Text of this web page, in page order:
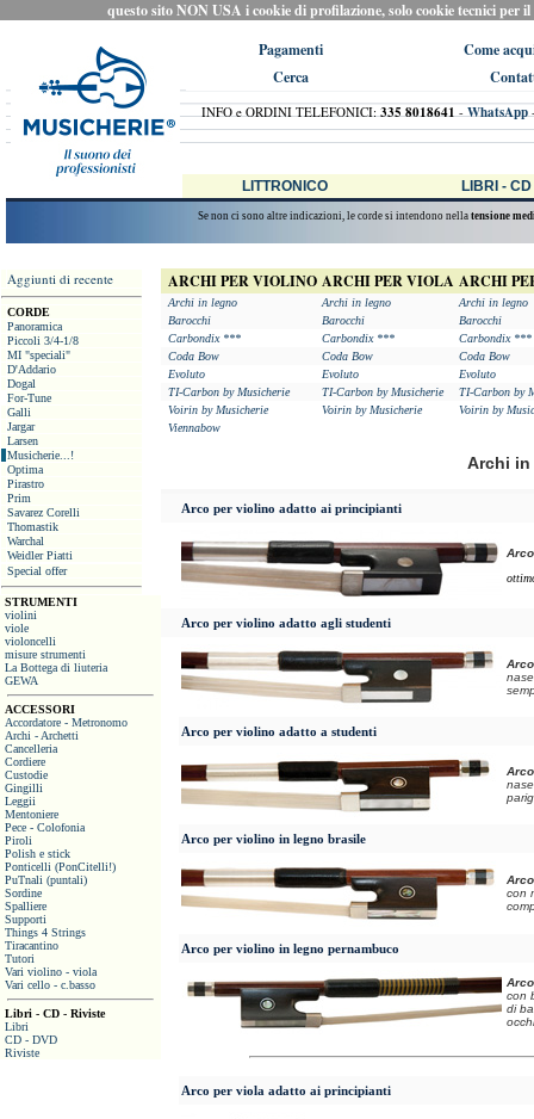
questo sito NON USA i cookie di profilazione, solo cookie tecnici
Pagamenti
Come
Cerca
INFO e ORDINI TELEFONICI:335 8018641-WhatsApp
LITTRONICO LIBRI -
Se non ci sono altre indicazioni, le corde si intendono nella tensione
Aggiunti di recente
CORDE
Panoramica
Piccoli 3/4-1/8
MI "speciali"
D'Addario
Dogal
For-Tune
Galli
Jargar
Larsen
Musicherie...!
Optima
Pirastro
Prim
Savarez Corelli
Thomastik
Warchal
Weidler Piatti
Special offer
STRUMENTI
violini
viole
violoncelli
misure strumenti
La Bottega di liuteria
GEWA
ACCESSORI
Accordatore - Metronomo
Archi - Archetti
Cancelleria
Cordiere
Custodie
Gingilli
Leggii
Mentoniere
Pece - Colofonia
Piroli
Polish e stick
Ponticelli (PonCitelli!)
PuTnali (puntali)
Sordine
Spalliere
Supporti
Things 4 Strings
Tiracantino
Tutori
Vari violino - viola
Vari cello - c.basso
Libri - CD - Riviste
Libri
CD - DVD
Riviste
ARCHI PER VIOLINO ARCHI PER VIOLA ARCHI
Archi in legno Archi in legno
Archi in legno
Barocchi
Barocchi
Barocchi
Carbondix ***
Carbondix ***
Carbondix ***
Coda Bow
Coda Bow
Coda Bow
Evoluto
Evoluto
Evoluto
TI-Carbon by Musicherie
TI-Carbon by Musicherie
TI-Carbon by
Voirin by Musicherie
Voirin by Musicherie
Voirin by
Viennabow
Archi
Arco per violino adatto ai principianti
Arco per violino adatto agli studenti
Arco per violino adatto a studenti
Arco per violino in legno brasile
con
Arco per violino in legno pernambuco
con
di
Arco per viola adatto ai principianti